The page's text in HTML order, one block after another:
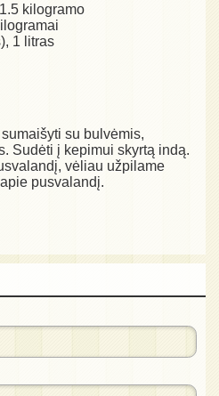
kilogramo
1 litras
su bulvėmis,
Sudėti į kepimui skyrtą indą.
vėliau užpilame
pusvalandį.